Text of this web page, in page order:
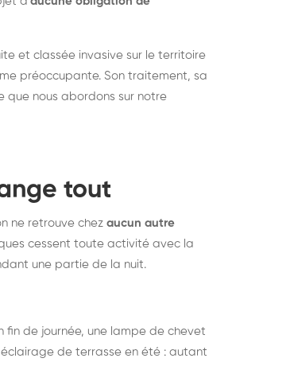
et classée invasive sur le territoire
préoccupante. Son traitement, sa
nous abordons sur notre
tout
ne retrouve chez aucun autre
cessent toute activité avec la
une partie de la nuit.
de journée, une lampe de chevet
de terrasse en été : autant